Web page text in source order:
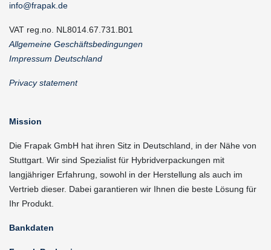
info@frapak.de
VAT reg.no. NL8014.67.731.B01
Allgemeine Geschäftsbedingungen
Impressum Deutschland
Privacy statement
Mission
Die Frapak GmbH hat ihren Sitz in Deutschland, in der Nähe von
Stuttgart. Wir sind Spezialist für Hybridverpackungen mit
langjähriger Erfahrung, sowohl in der Herstellung als auch im
Vertrieb dieser. Dabei garantieren wir Ihnen die beste Lösung für
Ihr Produkt.
Bankdaten